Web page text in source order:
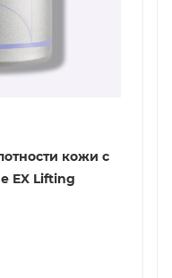
кожи с
EX Lifting